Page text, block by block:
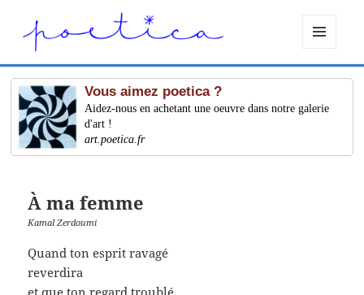
ET
WIDGETS
Vous aimez poetica ?
Aidez-nous en achetant une oeuvre dans notre galerie
d'art !
art.poetica.fr
À ma femme
Kamal Zerdoumi
Quand ton esprit ravagé
reverdira
et que ton regard troublé